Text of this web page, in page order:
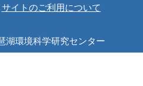
サイトのご利用について
湖環境科学研究センター